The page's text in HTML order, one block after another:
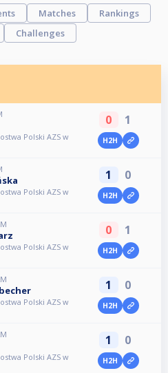
Matches
Rankings
Challenges
Polski AZS w
0 1
H2H
Polski AZS w
1 0
H2H
Polski AZS w
0 1
H2H
Polski AZS w
1 0
H2H
Polski AZS w
1 0
H2H